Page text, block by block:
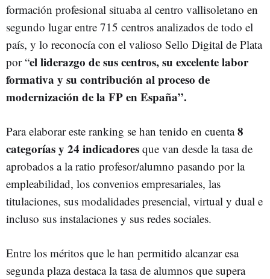
formación profesional situaba al centro vallisoletano en
segundo lugar entre 715 centros analizados de todo el
país, y lo reconocía con el valioso Sello Digital de Plata
por “el liderazgo de sus centros, su excelente labor
formativa y su contribución al proceso de
modernización de la FP en España”.
Para elaborar este ranking se han tenido en cuenta8
categorías y 24 indicadores que van desde la tasa de
aprobados a la ratio profesor/alumno pasando por la
empleabilidad, los convenios empresariales, las
titulaciones, sus modalidades presencial, virtual y dual e
incluso sus instalaciones y sus redes sociales.
Entre los méritos que le han permitido alcanzar esa
segunda plaza destaca la tasa de alumnos que supera